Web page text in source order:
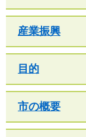
産業振興
目的
市の概要